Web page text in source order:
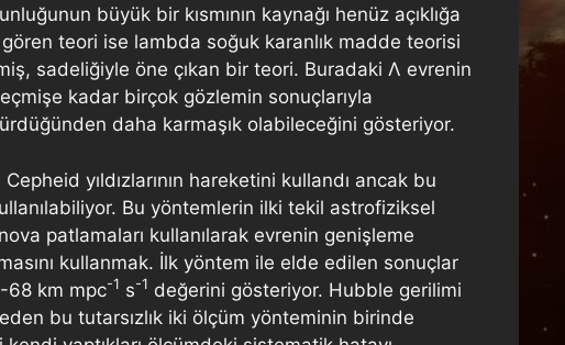
büyük bir kısmının kaynağı henüz açıklığa
teori ise lambda soğuk karanlık madde teorisi
sadeliğiyle öne çıkan bir teori. Buradaki Λ evrenin
kadar birçok gözlemin sonuçlarıyla
daha karmaşık olabileceğini gösteriyor.
yıldızlarının hareketini kullandı ancak bu
Bu yöntemlerin ilki tekil astrofiziksel
patlamaları kullanılarak evrenin genişleme
kullanmak. İlk yöntem ile elde edilen sonuçlar
68 km mpc-1 s-1 değerini gösteriyor. Hubble gerilimi
bu tutarsızlık iki ölçüm yönteminin birinde